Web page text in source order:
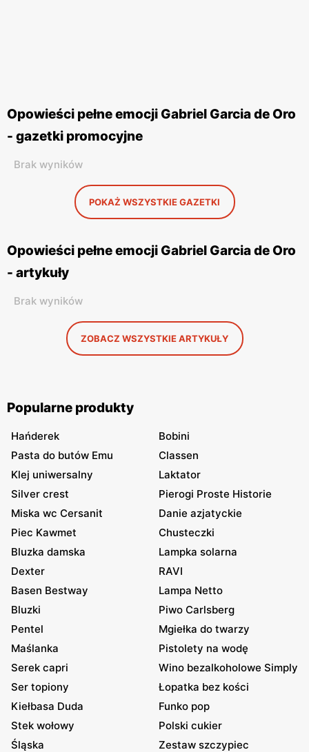
Opowieści pełne emocji Gabriel Garcia de Oro
- gazetki promocyjne
Brak wyników
POKAŻ WSZYSTKIE GAZETKI
Opowieści pełne emocji Gabriel Garcia de Oro
- artykuły
Brak wyników
ZOBACZ WSZYSTKIE ARTYKUŁY
Popularne produkty
Hańderek
Bobini
Pasta do butów Emu
Classen
Klej uniwersalny
Laktator
Silver crest
Pierogi Proste Historie
Miska wc Cersanit
Danie azjatyckie
Piec Kawmet
Chusteczki
Bluzka damska
Lampka solarna
Dexter
RAVI
Basen Bestway
Lampa Netto
Bluzki
Piwo Carlsberg
Pentel
Mgiełka do twarzy
Maślanka
Pistolety na wodę
Serek capri
Wino bezalkoholowe Simply
Ser topiony
Łopatka bez kości
Kiełbasa Duda
Funko pop
Stek wołowy
Polski cukier
Śląska
Zestaw szczypiec